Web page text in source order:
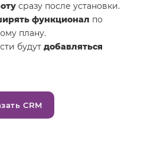
сразу после установки.
функционал по
плану.
будутдобавляться
CRM